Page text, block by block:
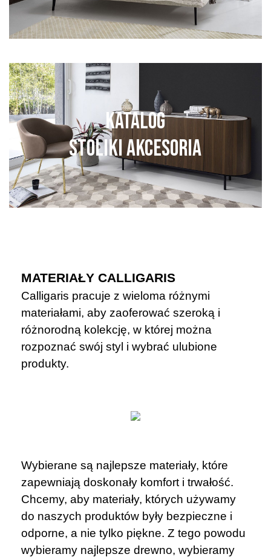
KATALOG
STOLIKI AKCESORIA
MATERIAŁY CALLIGARIS
Calligaris pracuje z wieloma różnymi
materiałami, aby zaoferować szeroką i
różnorodną kolekcję, w której można
rozpoznać swój styl i wybrać ulubione
produkty.
Wybierane są najlepsze materiały, które
zapewniają doskonały komfort i trwałość.
Chcemy, aby materiały, których używamy
do naszych produktów były bezpieczne i
odporne, a nie tylko piękne. Z tego powodu
wybieramy najlepsze drewno, wybieramy